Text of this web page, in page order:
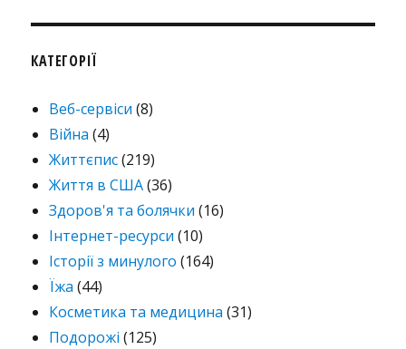
КАТЕГОРІЇ
Веб-сервіси (8)
Війна (4)
Життєпис(219)
Життя в США(36)
Здоров'я та болячки (16)
Інтернет-ресурси (10)
Історії з минулого (164)
Їжа (44)
Косметика та медицина (31)
Подорожі (125)